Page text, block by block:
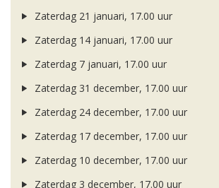
Zaterdag 21 januari, 17.00 uur
Zaterdag 14 januari, 17.00 uur
Zaterdag 7 januari, 17.00 uur
Zaterdag 31 december, 17.00 uur
Zaterdag 24 december, 17.00 uur
Zaterdag 17 december, 17.00 uur
Zaterdag 10 december, 17.00 uur
Zaterdag 3 december, 17.00 uur